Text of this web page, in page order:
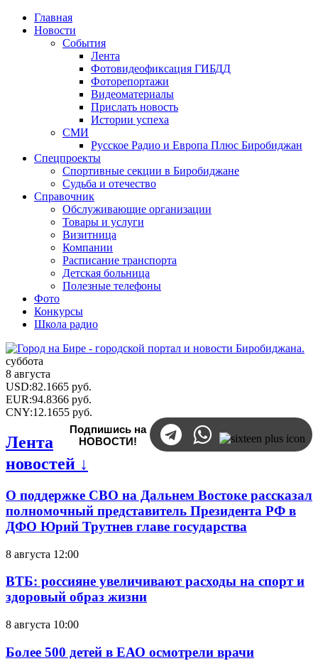
Главная
Новости
События
Лента
Фотовидеофиксация ГИБДД
Фоторепортажи
Видеоматериалы
Прислать новость
Истории успеха
СМИ
Русское Радио и Европа Плюс Биробиджан
Спецпроекты
Спортивные секции в Биробиджане
Судьба и отечество
Справочник
Обслуживающие организации
Товары и услуги
Визитница
Компании
Расписание транспорта
Детская больница
Полезные телефоны
Фото
Конкурсы
Школа радио
суббота
8 августа
USD:82.1665 руб.
EUR:94.8366 руб.
CNY:12.1655 руб.
Подпишись на
НОВОСТИ!
Лента
новостей ↓
О поддержке СВО на Дальнем Востоке рассказал
полномочный представитель Президента РФ в
ДФО Юрий Трутнев главе государства
8 августа 12:00
ВТБ: россияне увеличивают расходы на спорт и
здоровый образ жизни
8 августа 10:00
Более 500 детей в ЕАО осмотрели врачи